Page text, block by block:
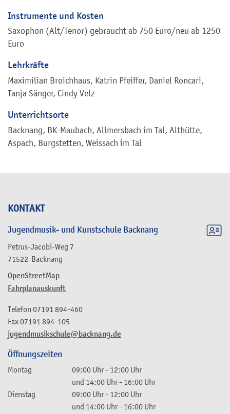
KONTAKT
Jugendmusik- und Kunstschule Backnang
Petrus-Jacobi-Weg 7
71522 Backnang
OpenStreetMap
Fahrplanauskunft
jugendmusikschule@backnang.de
Telefon 07191 894-460
Fax07191 894-105
Öffnungszeiten
Montag 09:00 Uhr- 12:00 Uhr
und 14:00 Uhr- 16:00 Uhr
Dienstag
09:00 Uhr- 12:00 Uhr
und 14:00 Uhr- 16:00 Uhr
Instrumente und Kosten
Saxophon (Alt/Tenor) gebraucht ab 750 Euro/neu ab 1250
Euro
Lehrkräfte
Maximilian Broichhaus, Katrin Pfeiffer, Daniel Roncari,
Tanja Sänger, Cindy Velz
Unterrichtsorte
Backnang, BK-Maubach, Allmersbach im Tal, Althütte,
Aspach, Burgstetten, Weissach im Tal